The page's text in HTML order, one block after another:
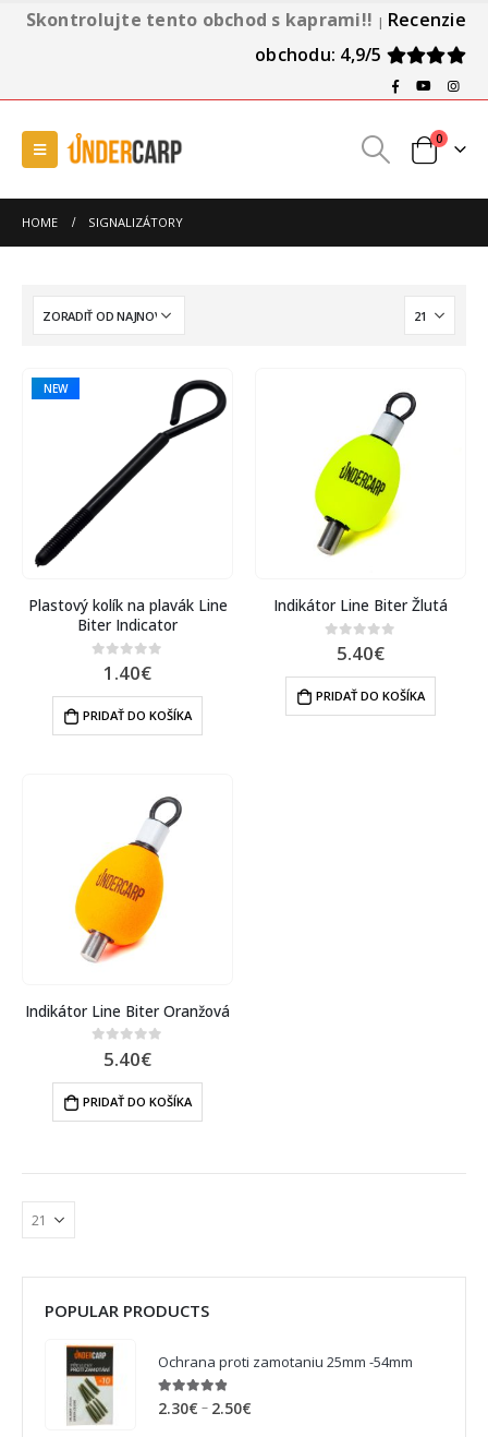
Skontrolujte tento obchod s kaprami!! | Recenzie
obchodu: 4,9/5
0
HOME SIGNALIZÁTORY
NEW
Plastový kolík na plavák Line
Biter Indicator
out of 5
1.40€
PRIDAŤ DO KOŠÍKA
Indikátor Line Biter Žlutá
out of 5
5.40€
PRIDAŤ DO KOŠÍKA
Indikátor Line Biter Oranžová
out of 5
5.40€
PRIDAŤ DO KOŠÍKA
POPULAR PRODUCTS
Ochrana proti zamotaniu 25mm -54mm
4.75out of 5
2.30€ – 2.50€